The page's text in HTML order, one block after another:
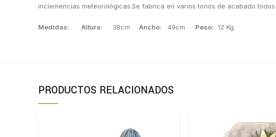
inclemencias meteorológicas.Se fabrica en varios tonos de acabado
Medidas: Altura: 38cm Ancho: 49cm Peso: 12 Kg.
PRODUCTOS RELACIONADOS